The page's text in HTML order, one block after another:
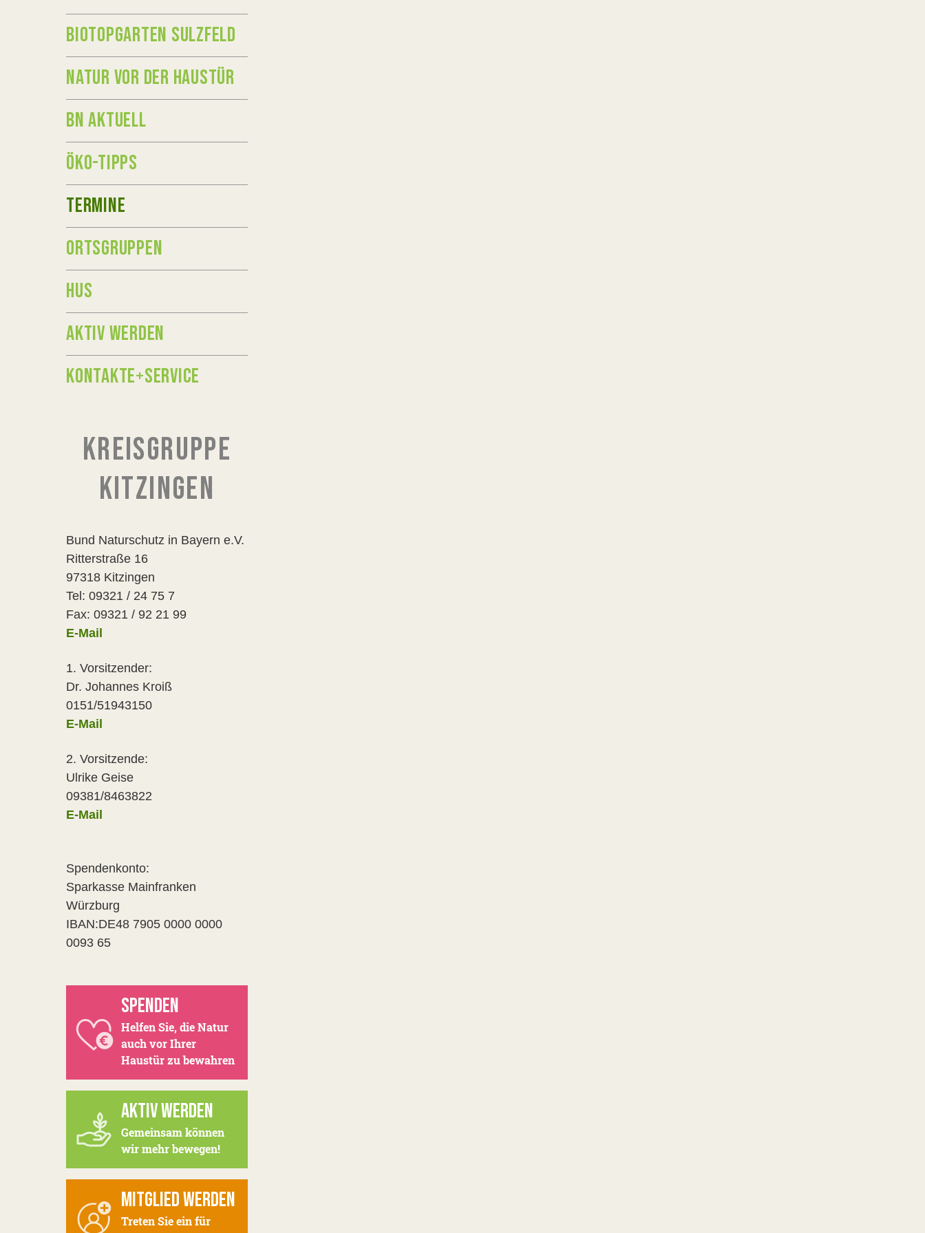
BIOTOPGARTEN SULZFELD
NATUR VOR DER HAUSTÜR
BN AKTUELL
ÖKO-TIPPS
TERMINE
ORTSGRUPPEN
HUS
AKTIV WERDEN
KONTAKTE+SERVICE
KREISGRUPPE
KITZINGEN
Bund Naturschutz in Bayern e.V.
Ritterstraße 16
97318 Kitzingen
Tel: 09321 / 24 75 7
Fax: 09321 / 92 21 99
E-Mail
1. Vorsitzender:
Dr. Johannes Kroiß
0151/51943150
E-Mail
2. Vorsitzende:
Ulrike Geise
09381/8463822
E-Mail
Spendenkonto:
Sparkasse Mainfranken
Würzburg
IBAN:DE48 7905 0000 0000
0093 65
SPENDEN
Helfen Sie, die Natur
auch vor Ihrer
Haustür zu bewahren
AKTIV WERDEN
Gemeinsam können
wir mehr bewegen!
MITGLIED WERDEN
Treten Sie ein für